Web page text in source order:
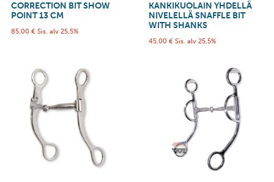
CORRECTION BIT SHOW
POINT 13 CM
85,00 € Sis. alv 25,5%
KANKIKUOLAIN YHDELLÄ
NIVELELLÄ SNAFFLE BIT
WITH SHANKS
45,00 € Sis. alv 25,5%